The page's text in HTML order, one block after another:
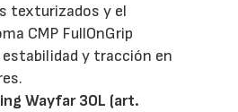
texturizados y el
CMP FullOnGrip
y tracción en
Wayfar 30L (art.